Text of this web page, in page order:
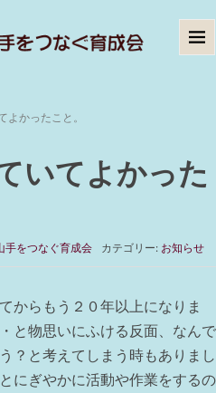
よかったこと。
いてよかった
手をつなぐ育成会 カテゴリー: お知らせ
からもう２０年以上になりま
と物思いにふける反面、なんで
？と考えてしまう時もありまし
にぎやかに活動や作業をするの